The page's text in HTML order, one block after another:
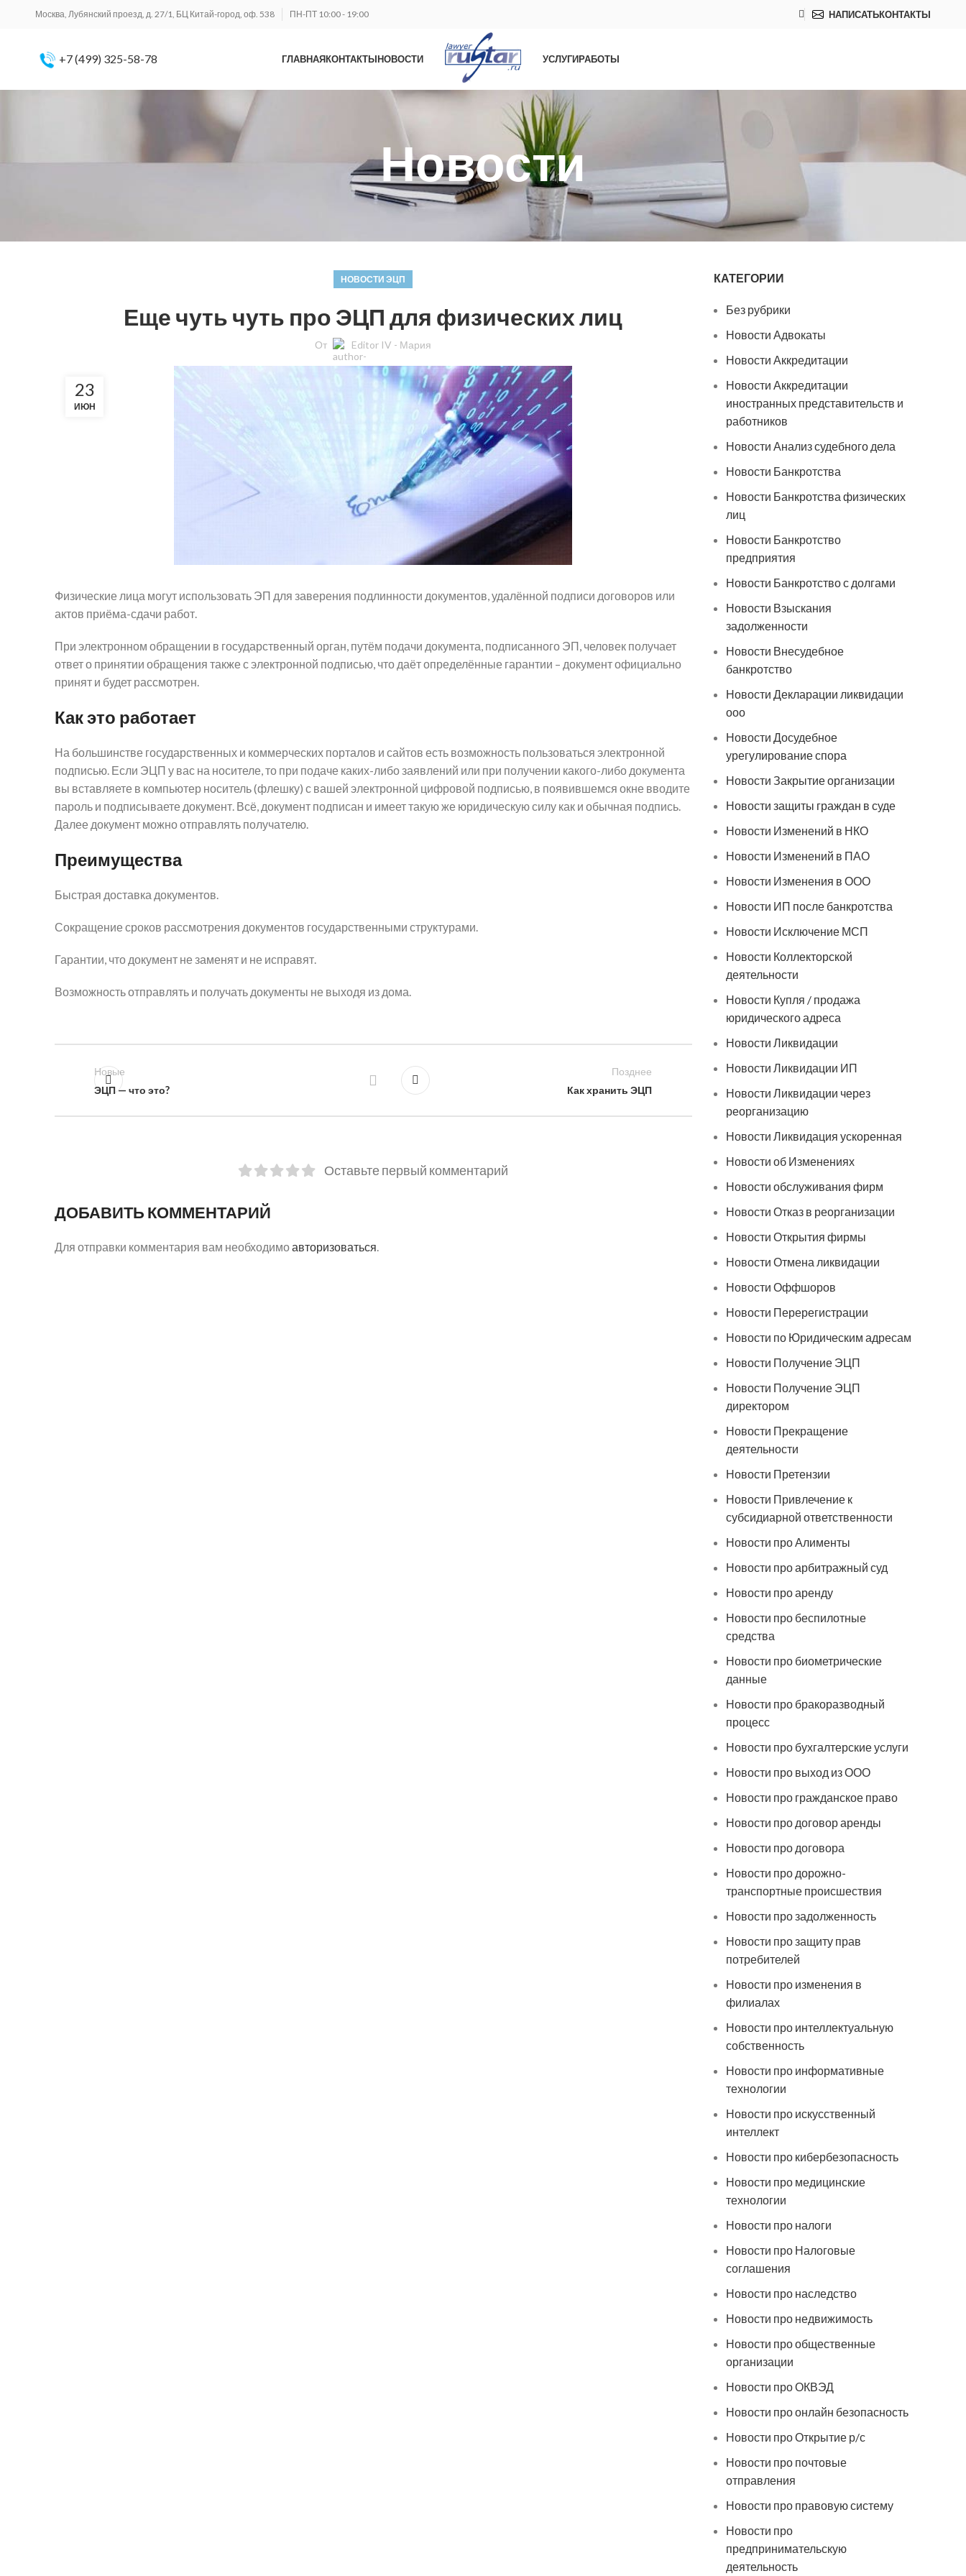
Москва, Лубянский проезд, д. 27/1, БЦ Китай-город, оф. 538 ПН-ПТ 10:00 - 19:00 НАПИСАТЬКОНТАКТЫ
+7 (499) 325-58-78 ГЛАВНАЯКОНТАКТЫНОВОСТИ УСЛУГИРАБОТЫ
Новости
НОВОСТИ ЭЦП
Еще чуть чуть про ЭЦП для физических лиц
От Editor IV - Мария
23
ИЮН
Физические лица могут использовать ЭП для заверения подлинности документов, удалённой подписи договоров или
актов приёма-сдачи работ.
При электронном обращении в государственный орган, путём подачи документа, подписанного ЭП, человек получает
ответ о принятии обращения также с электронной подписью, что даёт определённые гарантии – документ официально
принят и будет рассмотрен.
Как это работает
На большинстве государственных и коммерческих порталов и сайтов есть возможность пользоваться электронной
подписью. Если ЭЦП у вас на носителе, то при подаче каких-либо заявлений или при получении какого-либо документа
вы вставляете в компьютер носитель (флешку) с вашей электронной цифровой подписью, в появившемся окне вводите
пароль и подписываете документ. Всё, документ подписан и имеет такую же юридическую силу как и обычная подпись.
Далее документ можно отправлять получателю.
Преимущества
Быстрая доставка документов.
Сокращение сроков рассмотрения документов государственными структурами.
Гарантии, что документ не заменят и не исправят.
Возможность отправлять и получать документы не выходя из дома.
Новые
ЭЦП — что это?
Позднее
Как хранить ЭЦП
Оставьте первый комментарий
ДОБАВИТЬ КОММЕНТАРИЙ
Для отправки комментария вам необходимоавторизоваться.
КАТЕГОРИИ
Без рубрики
Новости Адвокаты
Новости Аккредитации
Новости Аккредитации
иностранных представительств и
работников
Новости Анализ судебного дела
Новости Банкротства
Новости Банкротства физических
лиц
Новости Банкротство
предприятия
Новости Банкротство с долгами
Новости Взыскания
задолженности
Новости Внесудебное
банкротство
Новости Декларации ликвидации
ооо
Новости Досудебное
урегулирование спора
Новости Закрытие организации
Новости защиты граждан в суде
Новости Изменений в НКО
Новости Изменений в ПАО
Новости Изменения в ООО
Новости ИП после банкротства
Новости Исключение МСП
Новости Коллекторской
деятельности
Новости Купля / продажа
юридического адреса
Новости Ликвидации
Новости Ликвидации ИП
Новости Ликвидации через
реорганизацию
Новости Ликвидация ускоренная
Новости об Изменениях
Новости обслуживания фирм
Новости Отказ в реорганизации
Новости Открытия фирмы
Новости Отмена ликвидации
Новости Оффшоров
Новости Перерегистрации
Новости по Юридическим адресам
Новости Получение ЭЦП
Новости Получение ЭЦП
директором
Новости Прекращение
деятельности
Новости Претензии
Новости Привлечение к
субсидиарной ответственности
Новости про Алименты
Новости про арбитражный суд
Новости про аренду
Новости про беспилотные
средства
Новости про биометрические
данные
Новости про бракоразводный
процесс
Новости про бухгалтерские услуги
Новости про выход из ООО
Новости про гражданское право
Новости про договор аренды
Новости про договора
Новости про дорожно-
транспортные происшествия
Новости про задолженность
Новости про защиту прав
потребителей
Новости про изменения в
филиалах
Новости про интеллектуальную
собственность
Новости про информативные
технологии
Новости про искусственный
интеллект
Новости про кибербезопасность
Новости про медицинские
технологии
Новости про налоги
Новости про Налоговые
соглашения
Новости про наследство
Новости про недвижимость
Новости про общественные
организации
Новости про ОКВЭД
Новости про онлайн безопасность
Новости про Открытие р/с
Новости про почтовые
отправления
Новости про правовую систему
Новости про
предпринимательскую
деятельность